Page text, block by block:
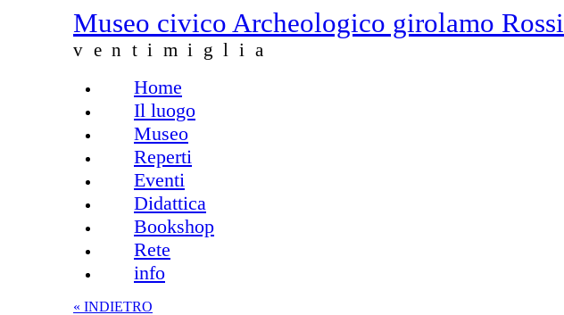
Salta al contenuto principale
Museo civico Archeologico girolamo Rossi
ventimiglia
Menu principale
Home
Il luogo
Museo
Reperti
Eventi
Didattica
Bookshop
Rete
info
« INDIETRO